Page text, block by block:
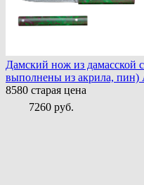
Дамский нож из дамасской
выполнены из акрила, пин)
8580 старая цена
7260 руб.